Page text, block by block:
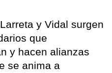
y Vidal surgen
que
y hacen alianzas
se anima a